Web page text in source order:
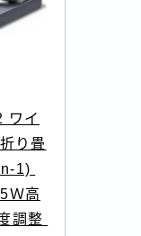
ワイ
り畳
1)
Ｗ高
調整